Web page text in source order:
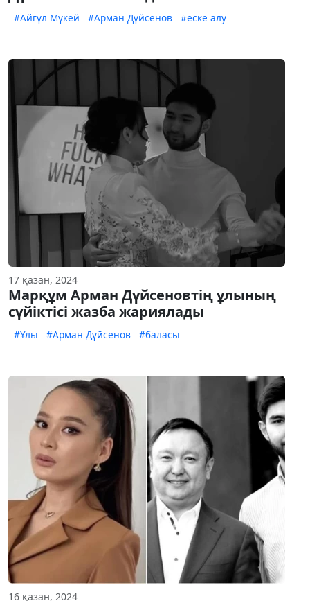
#Айгүл Мүкей #Арман Дүйсенов #еске алу
17 қазан, 2024
Марқұм Арман Дүйсеновтің ұлының
сүйіктісі жазба жариялады
#Ұлы #Арман Дүйсенов #баласы
16 қазан, 2024